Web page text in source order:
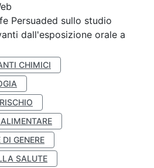
Persuaded sullo studio
dall'esposizione orale a
CHIMICI
DI GENERE
SALUTE